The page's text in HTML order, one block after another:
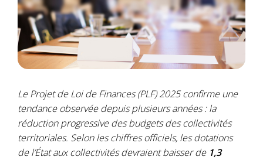
Le Projet de Loi de Finances (PLF) 2025 confirme une
tendance observée depuis plusieurs années : la
réduction progressive des budgets des collectivités
territoriales. Selon les chiffres officiels, les dotations
de l’État aux collectivités devraient baisser de 1,3